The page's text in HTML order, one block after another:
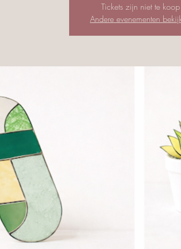
Tickets zijn niet te koop
Andere evenementen